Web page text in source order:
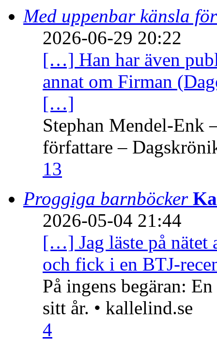
Med uppenbar känsla
2026-06-29 20:22
[…] Han har även
annat om Firman
[…]
Stephan Mendel-Enk
författare –
13
Proggiga barnböcker
2026-05-04 21:44
[…] Jag läste på nätet
och fick i en BTJ-
På ingens begäran:
sitt år. • kallelind.se
4